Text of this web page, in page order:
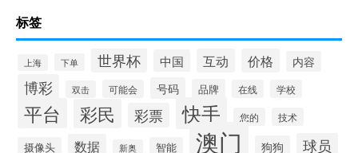
标签
上海 下单 世界杯 中国 互动 价格 内容
博彩 双击 可能会 号码 品牌 在线 学校
平台 彩民 彩票 快手 您的 技术
摄像头 数据 新奥 智能 澳门 狗狗 球员